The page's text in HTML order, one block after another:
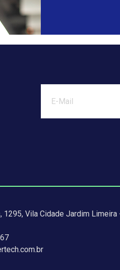
1295, Vila Cidade Jardim Limeira